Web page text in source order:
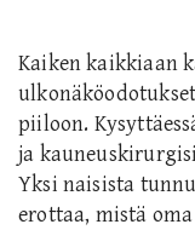
Kaiken kaikkiaan
piiloon.
ja
Yksi naisista
erottaa, mistä